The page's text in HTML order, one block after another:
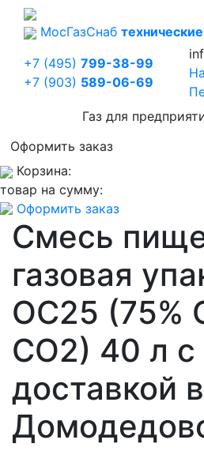
МосГазСнаб
+7 (495) 799-38-99
+7 (903) 589-06-69
Газ для
Оформить заказ
Корзина:
товар на сумму:
Оформить заказ
Смесь
газовая
OC25 (75%
CO2) 40 л с
доставкой в